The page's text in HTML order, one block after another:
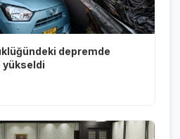
depremde
yükseldi